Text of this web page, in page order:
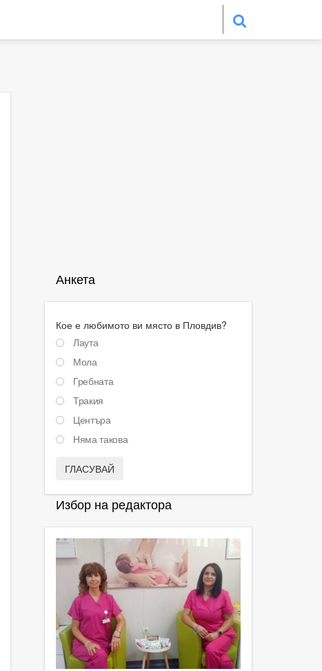
Анкета
Кое е любимото ви място в Пловдив?
Лаута
Мола
Гребната
Тракия
Центъра
Няма такова
ГЛАСУВАЙ
Избор на редактора